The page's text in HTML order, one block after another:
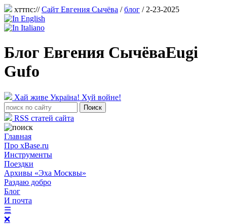
хттпс://Сайт Евгения Сычёва /блог / 2-23-2025
Блог Евгения СычёваEugi
Gufo
Хай живе Україна! Хуй войне!
RSS статей сайта
Главная
Про xBase.ru
Инструменты
Поездки
Архивы «Эха Москвы»
Раздаю добро
Блог
И почта
☰
❌